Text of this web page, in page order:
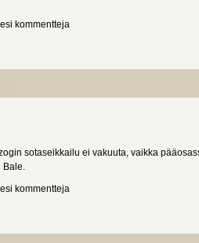
New Orleans
kommentteja
sotaseikkailu ei vakuuta, vaikka
Bale.
kommentteja